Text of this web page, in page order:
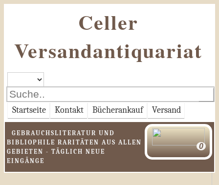
Celler
Versandantiquariat
Startseite Kontakt Bücherankauf Versand
GEBRAUCHSLITERATUR UND
BIBLIOPHILE RARITÄTEN AUS ALLEN
GEBIETEN - TÄGLICH NEUE
EINGÄNGE